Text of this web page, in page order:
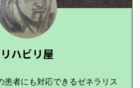
リハビリ屋
患者にも対応できるゼネラリス